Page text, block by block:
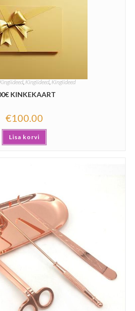
Kingiideed, Kingiideed, Kingiideed
KINKEKAART
€100.00
Lisa korvi